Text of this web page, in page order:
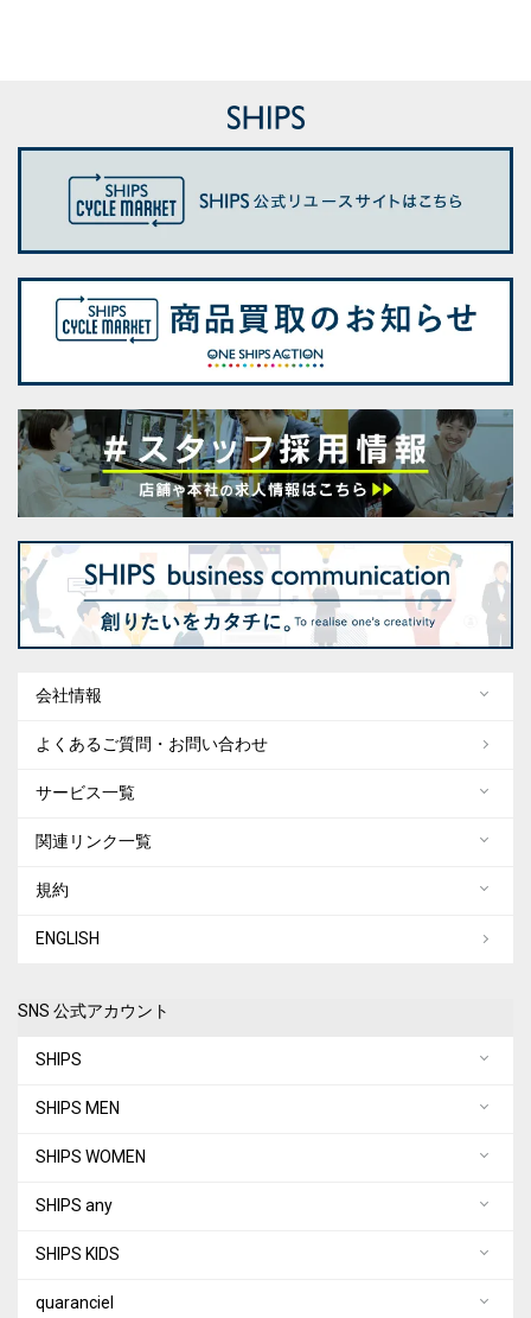
会社情報
よくあるご質問・お問い合わせ
サービス一覧
関連リンク一覧
規約
ENGLISH
SNS 公式アカウント
SHIPS
SHIPS MEN
SHIPS WOMEN
SHIPS any
SHIPS KIDS
quaranciel